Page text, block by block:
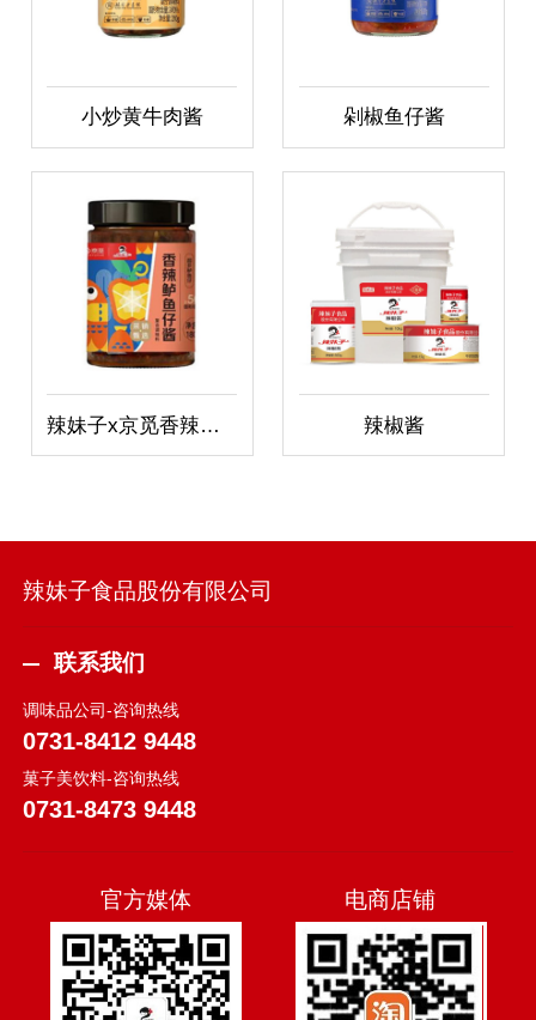
小炒黄牛肉酱 剁椒鱼仔酱
辣妹子x京觅香辣鲈鱼仔酱 辣椒酱
辣妹子食品股份有限公司
联系我们
调味品公司-咨询热线
0731-8412 9448
菓子美饮料-咨询热线
0731-8473 9448
官方媒体 电商店铺